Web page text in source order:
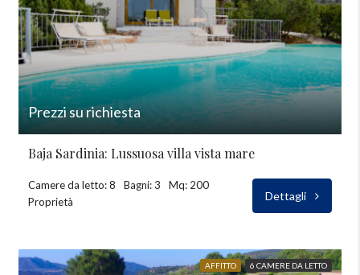
Prezzi su richiesta
Baja Sardinia: Lussuosa villa vista mare
Camere da letto: 8 Bagni: 3
Mq: 200
Proprietà
Dettagli
AFFITTO 6 CAMERE DA LETTO